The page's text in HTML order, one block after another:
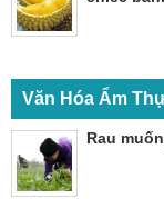
Văn Hóa Ẩm
Rau